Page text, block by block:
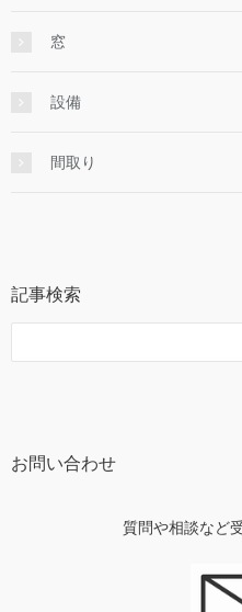
窓
設備
間取り
記事検索
お問い合わせ
質問や相談など